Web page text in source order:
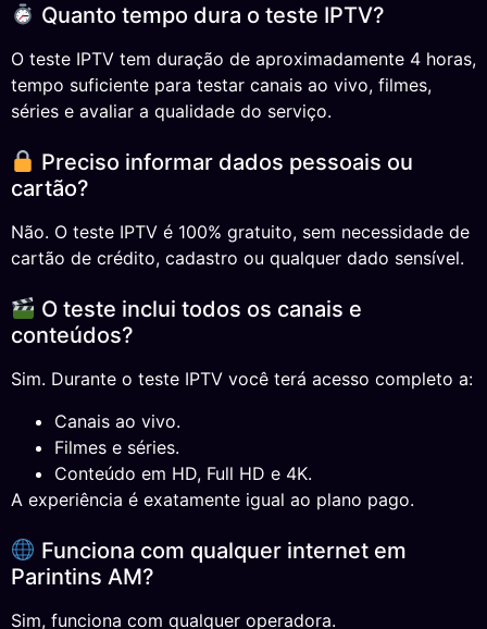
Quanto tempo dura o teste IPTV?
O teste IPTV tem duração de aproximadamente 4 horas,
tempo suficiente para testar canais ao vivo, filmes,
séries e avaliar a qualidade do serviço.
Preciso informar dados pessoais ou
cartão?
Não. O teste IPTV é 100% gratuito, sem necessidade de
cartão de crédito, cadastro ou qualquer dado sensível.
O teste inclui todos os canais e
conteúdos?
Sim. Durante o teste IPTV você terá acesso completo a:
Canais ao vivo.
Filmes e séries.
Conteúdo em HD, Full HD e 4K.
A experiência é exatamente igual ao plano pago.
Funciona com qualquer internet em
Parintins AM?
Sim, funciona com qualquer operadora.